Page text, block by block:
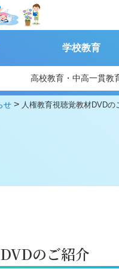
学校教育
高校教育・中高一貫教
せ > 人権教育視聴覚教材DVDの
のご紹介